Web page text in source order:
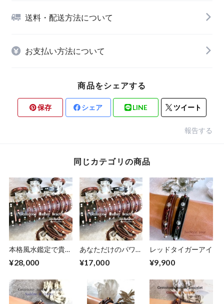
送料・配送方法について
お支払い方法について
商品をシェアする
保存 シェア LINE ツイート
報告する
同じカテゴリの商品
本格風水鑑定で貴方
石で組合せる最強の
レスレット
¥28,000
あなただけのパワー
スレット4(カード付
¥17,000
レッドタイガーアイ
¥9,900